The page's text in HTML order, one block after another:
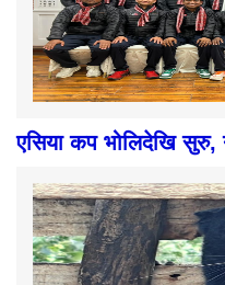
एसिया कप भोलिदेखि सुरु,